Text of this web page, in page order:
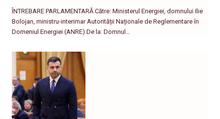
ÎNTREBARE PARLAMENTARĂ Către: Ministerul Energiei, domnului Ilie
Bolojan, ministru-interimar Autorității Naționale de Reglementare în
Domeniul Energiei (ANRE) De la: Domnul…